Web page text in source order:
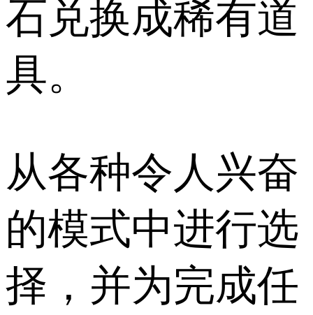
石兑换成稀有道
具。
从各种令人兴奋
的模式中进行选
择，并为完成任